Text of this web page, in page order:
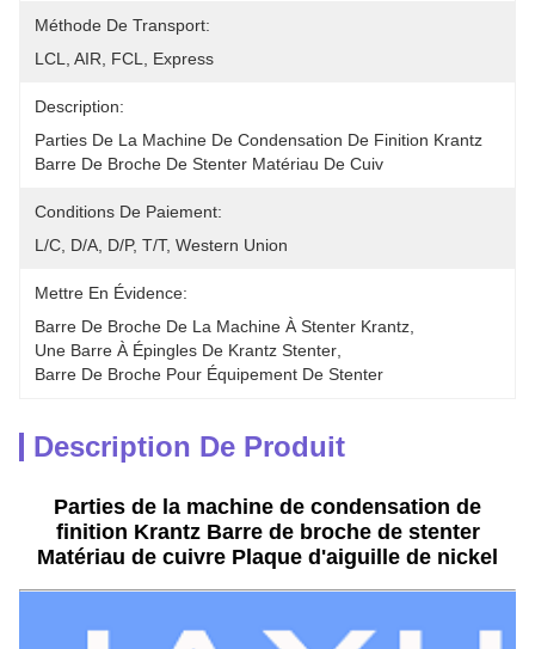
Méthode De Transport:
LCL, AIR, FCL, Express
Description:
Parties De La Machine De Condensation De Finition Krantz
Barre De Broche De Stenter Matériau De Cuiv
Conditions De Paiement:
L/C, D/A, D/P, T/T, Western Union
Mettre En Évidence:
Barre De Broche De La Machine À Stenter Krantz
Une Barre À Épingles De Krantz Stenter
Barre De Broche Pour Équipement De Stenter
Description De Produit
Parties de la machine de condensation de
finition Krantz Barre de broche de stenter
Matériau de cuivre Plaque d'aiguille de nickel